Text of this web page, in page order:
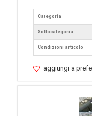
Categoria
Sottocategoria
Condizioni articolo
aggiungi a